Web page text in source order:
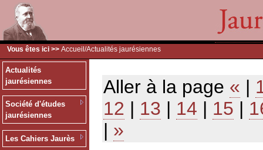
Vous êtes ici >> Accueil /Actualités jaurésiennes
Actualités
jaurésiennes
Société d'études
jaurésiennes
Les Cahiers Jaurès
Aller à la page « |
12 | 13 | 14 | 15 |
| »